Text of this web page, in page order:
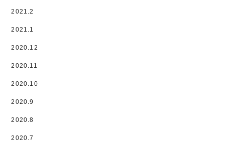
2021.2
2021.1
2020.12
2020.11
2020.10
2020.9
2020.8
2020.7